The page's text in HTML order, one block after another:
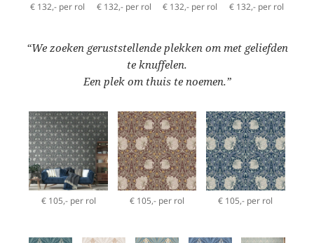
€ 132,- per rol € 132,- per rol € 132,- per rol € 132,- per rol
“We zoeken geruststellende plekken om met geliefden
te knuffelen.
Een plek om thuis te noemen.”
€ 105,- per rol € 105,- per rol € 105,- per rol